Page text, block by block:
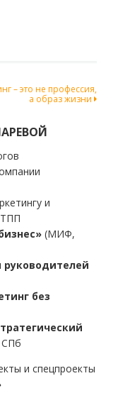
– это не профессия,
а образ жизни
и
(МИФ,
без
и спецпроекты